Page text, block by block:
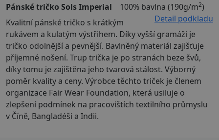
Pánské tričko Sols Imperial 100% bavlna (190g/m2)
Detail podkladu
Kvalitní pánské tričko s krátkým
rukávem a kulatým výstřihem. Díky vyšší gramáži je
tričko odolnější a pevnější. Bavlněný materiál zajišťuje
příjemné nošení. Trup trička je po stranách beze švů,
díky tomu je zajištěna jeho tvarová stálost. Výborný
poměr kvality a ceny. Výrobce těchto triček je členem
organizace Fair Wear Foundation, která usiluje o
zlepšení podmínek na pracovištích textilního průmyslu
v Číně, Bangladéši a Indii.